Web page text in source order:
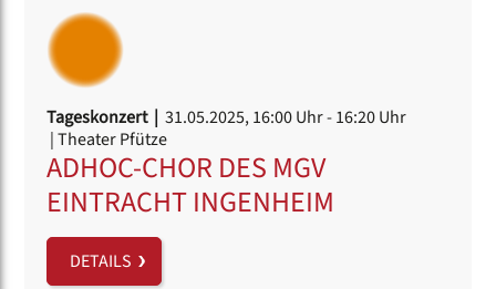
Tageskonzert | 31.05.2025, 16:00 Uhr- 16:20 Uhr
| Theater Pfütze
ADHOC-CHOR DES MGV
EINTRACHT INGENHEIM
DETAILS